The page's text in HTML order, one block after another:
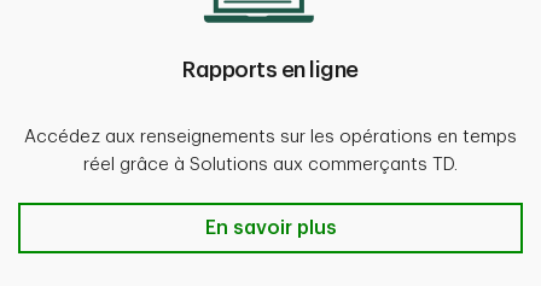
Rapports en ligne
Accédez aux renseignements sur les opérations en temps
réel grâce à Solutions aux commerçants TD.
Rapports en ligne
En savoir plus